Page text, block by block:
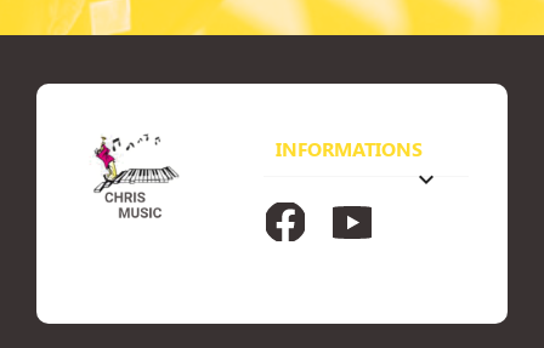
INFORMATIONS
keyboard_arrow_down
FacebookYouTube